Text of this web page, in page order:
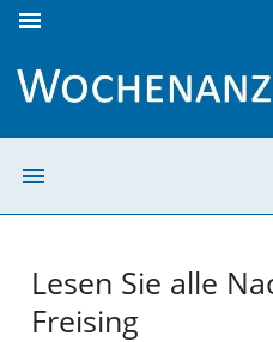
menu
menu
Lesen Sie alle
Freising